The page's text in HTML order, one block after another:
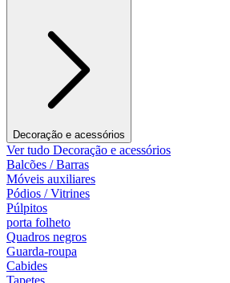
Decoração e acessórios
Ver tudo Decoração e acessórios
Balcões / Barras
Móveis auxiliares
Pódios / Vitrines
Púlpitos
porta folheto
Quadros negros
Guarda-roupa
Cabides